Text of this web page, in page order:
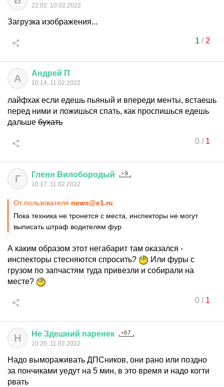
22:02, 10.02.2022
Загрузка изображения...
1 / 2
А Андрей П
10:14, 11.02.2022
лайфхак если едешь пьяный и впереди менты, встаешь
перед ними и ложишься спать, как проспишься едешь
дальше бухать
0/ 1
Г Гленн Вилобородый
10:17, 11.02.2022
От пользователя news@e1.ru
Пока техника не тронется с места, инспекторы не могут
выписать штраф водителям фур
А каким образом этот негабарит там оказался -
инспекторы стесняются спросить?
Или фуры с
грузом по запчастям туда привезли и собирали на
месте?
0/ 1
Н Не Здешний паренек
10:20, 11.02.2022
Надо вымораживать ДПСников, они рано или поздно
за пончиками уедут на 5 мин, в это время и надо когти
рвать